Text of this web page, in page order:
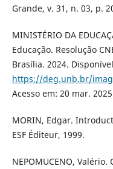
Grande, v. 31, n. 03, p.
MINISTÉRIO DA
Educação. Resolução
Brasília. 2024.
https://deg.unb.br/
Acesso em: 20 mar.
MORIN, Edgar.
ESF Éditeur, 1999.
NEPOMUCENO,